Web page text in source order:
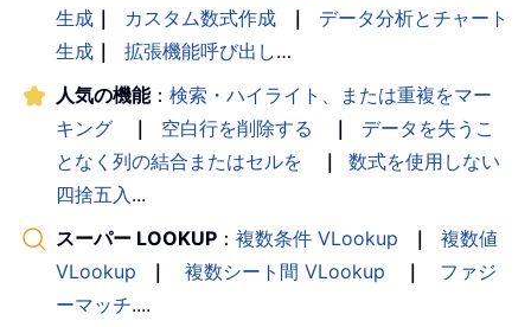
生成 ｜ カスタム数式作成 ｜
データ分析とチャート
生成 ｜ 拡張機能呼び出し…
人気の機能： 検索・ハイライト、または重複をマー
キング
｜ 空白行を削除する ｜
データを失うこ
となく列の結合またはセルを
｜
数式を使用しない
四捨五入 ...
スーパー LOOKUP ： 複数条件 VLookup ｜
複数値
VLookup
｜ 複数シート間 VLookup ｜
ファジ
ーマッチ....